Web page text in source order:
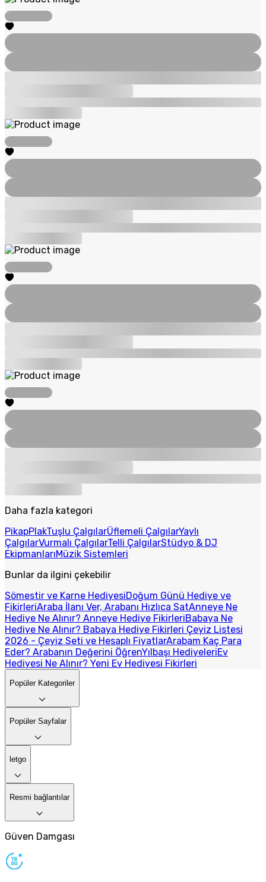
Daha fazla kategori
PikapPlakTuşlu ÇalgılarÜflemeli ÇalgılarYaylı
ÇalgılarVurmalı ÇalgılarTelli ÇalgılarStüdyo & DJ
EkipmanlarıMüzik Sistemleri
Bunlar da ilgini çekebilir
Sömestir ve Karne HediyesiDoğum Günü Hediye ve
FikirleriAraba İlanı Ver, Arabanı Hızlıca SatAnneye Ne
Hediye Ne Alınır? Anneye Hediye FikirleriBabaya Ne
Hediye Ne Alınır? Babaya Hediye Fikirleri Çeyiz Listesi
2026 - Çeyiz Seti ve Hesaplı FiyatlarArabam Kaç Para
Eder? Arabanın Değerini ÖğrenYılbaşı HediyeleriEv
Hediyesi Ne Alınır? Yeni Ev Hediyesi Fikirleri
Popüler Kategoriler
Popüler Sayfalar
letgo
Resmi bağlantılar
Güven Damgası